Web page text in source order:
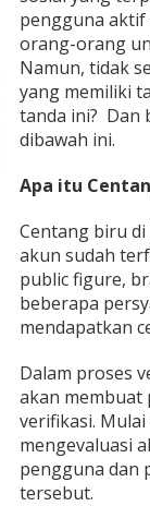
a
pengguna aktif
orang-orang
Namun, tidak
yang memiliki
tanda ini? Dan
dibawah ini.
Apa itu
Centang biru
akun sudah
public figure,
beberapa
mendapatkan
Dalam proses
akan membuat
verifikasi.
mengevaluasi
pengguna dan
tersebut.